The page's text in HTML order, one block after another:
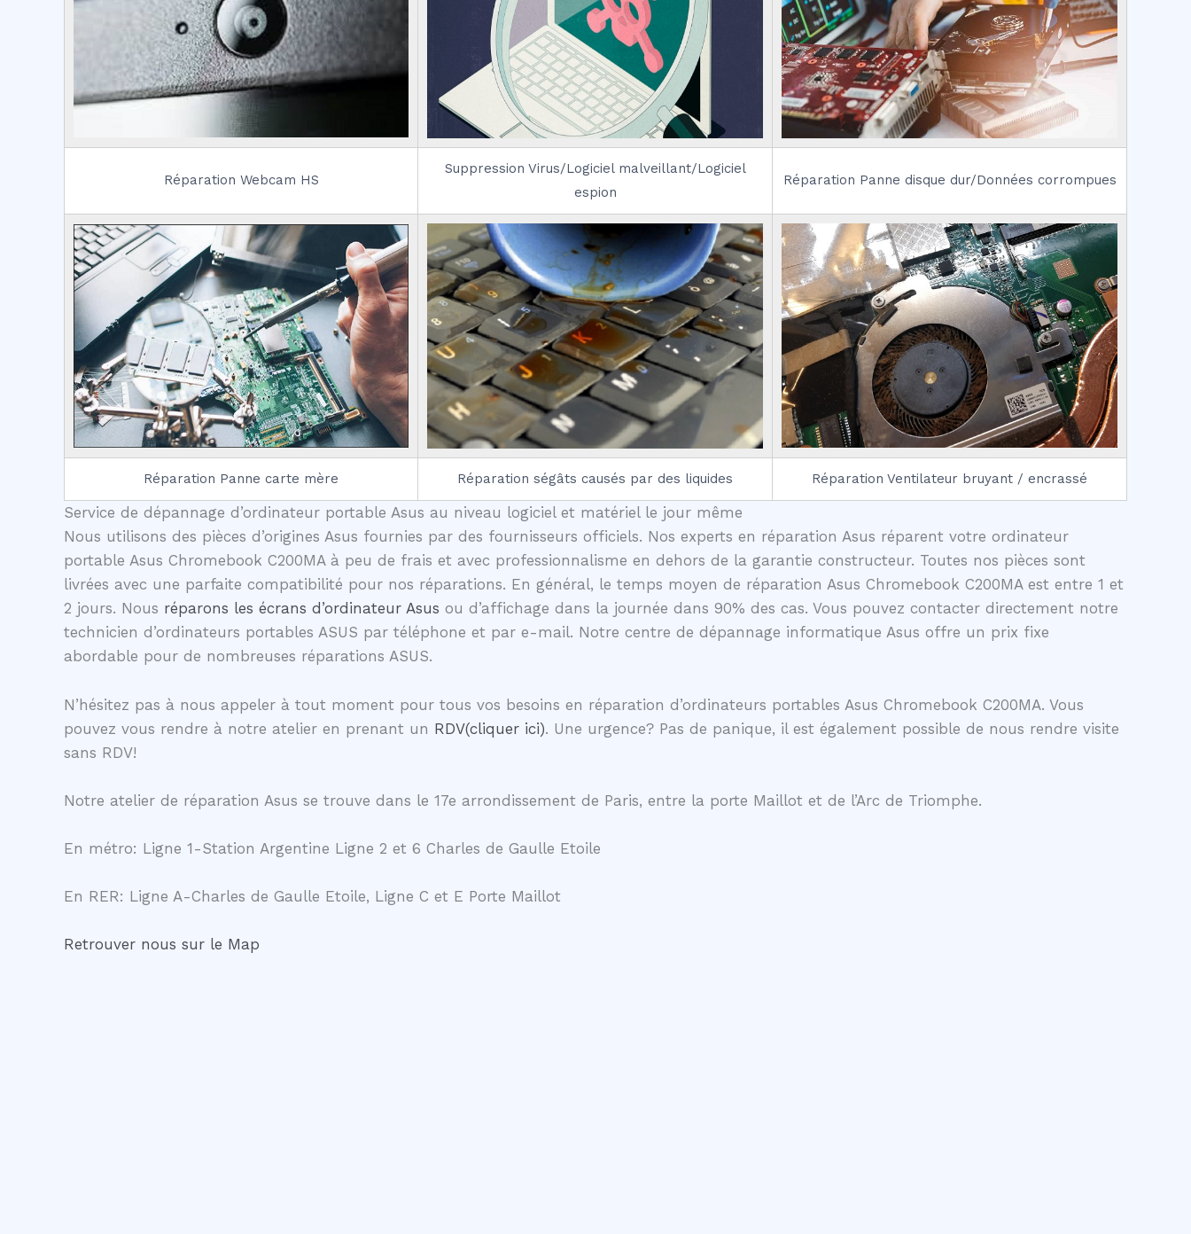
Réparation Webcam HS
Suppression Virus/Logiciel malveillant/Logiciel
espion
Réparation Panne disque dur/Données corrompues
Réparation Panne carte mère Réparation ségâts causés par des liquides Réparation Ventilateur bruyant / encrassé
Service de dépannage d’ordinateur portable Asus au niveau logiciel et matériel le jour même
Nous utilisons des pièces d’origines Asus fournies par des fournisseurs officiels. Nos experts en réparation Asus réparent votre ordinateur
portable Asus Chromebook C200MA à peu de frais et avec professionnalisme en dehors de la garantie constructeur. Toutes nos pièces sont
livrées avec une parfaite compatibilité pour nos réparations. En général, le temps moyen de réparation Asus Chromebook C200MA est entre 1 et
2 jours. Nous réparons les écrans d’ordinateur Asus ou d’affichage dans la journée dans 90% des cas. Vous pouvez contacter directement notre
technicien d’ordinateurs portables ASUS par téléphone et par e-mail. Notre centre de dépannage informatique Asus offre un prix fixe
abordable pour de nombreuses réparations ASUS.
N’hésitez pas à nous appeler à tout moment pour tous vos besoins en réparation d’ordinateurs portables Asus Chromebook C200MA. Vous
pouvez vous rendre à notre atelier en prenant un RDV(cliquer ici). Une urgence? Pas de panique, il est également possible de nous rendre visite
sans RDV!
Notre atelier de réparation Asus se trouve dans le 17e arrondissement de Paris, entre la porte Maillot et de l’Arc de Triomphe.
En métro: Ligne 1-Station Argentine Ligne 2 et 6 Charles de Gaulle Etoile
En RER: Ligne A-Charles de Gaulle Etoile, Ligne C et E Porte Maillot
Retrouver nous sur le Map